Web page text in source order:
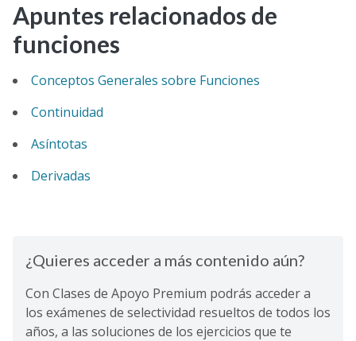
Apuntes relacionados de
funciones
Conceptos Generales sobre Funciones
Continuidad
Asíntotas
Derivadas
¿Quieres acceder a más contenido aún?
Con Clases de Apoyo Premium podrás acceder a
los exámenes de selectividad resueltos de todos los
años, a las soluciones de los ejercicios que te